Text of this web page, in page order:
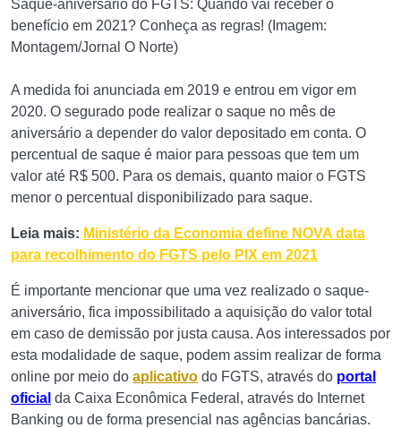
Saque-aniversário do FGTS: Quando vai receber o
benefício em 2021? Conheça as regras! (Imagem:
Montagem/Jornal O Norte)
A medida foi anunciada em 2019 e entrou em vigor em
2020. O segurado pode realizar o saque no mês de
aniversário a depender do valor depositado em conta. O
percentual de saque é maior para pessoas que tem um
valor até R$ 500. Para os demais, quanto maior o FGTS
menor o percentual disponibilizado para saque.
Leia mais: Ministério da Economia define NOVA data
para recolhimento do FGTS pelo PIX em 2021
É importante mencionar que uma vez realizado o saque-
aniversário, fica impossibilitado a aquisição do valor total
em caso de demissão por justa causa. Aos interessados por
esta modalidade de saque, podem assim realizar de forma
online por meio do aplicativo do FGTS, através do portal
oficial da Caixa Econômica Federal, através do Internet
Banking ou de forma presencial nas agências bancárias.